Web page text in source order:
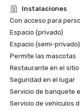
Instalaciones
Con acceso para
Espacio (privado)
Espacio (semi-privado)
Permite las mascotas
Restaurante en el sitio
Seguridad en el lugar
Servicio de banquete
Servicio de vehículos